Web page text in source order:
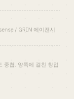
/ GRIN 에이전시
중첩. 양쪽에 걸친 창업